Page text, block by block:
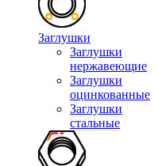
Заглушки
Заглушки
нержавеющие
Заглушки
оцинкованные
Заглушки
стальные